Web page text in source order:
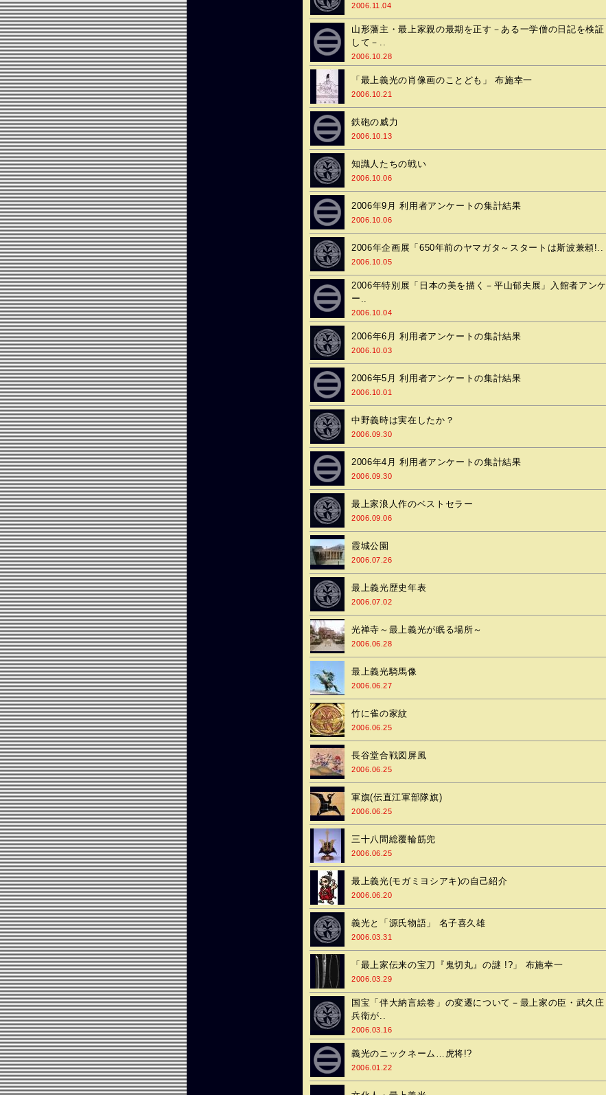
2006.11.04
山形藩主・最上家親の最期を正す－ある一学僧の日記を検証
して－..
2006.10.28
「最上義光の肖像画のことども」 布施幸一
2006.10.21
鉄砲の威力
2006.10.13
知識人たちの戦い
2006.10.06
2006年9月 利用者アンケートの集計結果
2006.10.06
2006年企画展「650年前のヤマガタ～スタートは斯波兼頼!..
2006.10.05
2006年特別展「日本の美を描く－平山郁夫展」入館者アンケ
ー..
2006.10.04
2006年6月 利用者アンケートの集計結果
2006.10.03
2006年5月 利用者アンケートの集計結果
2006.10.01
中野義時は実在したか？
2006.09.30
2006年4月 利用者アンケートの集計結果
2006.09.30
最上家浪人作のベストセラー
2006.09.06
霞城公園
2006.07.26
最上義光歴史年表
2006.07.02
光禅寺～最上義光が眠る場所～
2006.06.28
最上義光騎馬像
2006.06.27
竹に雀の家紋
2006.06.25
長谷堂合戦図屏風
2006.06.25
軍旗(伝直江軍部隊旗)
2006.06.25
三十八間総覆輪筋兜
2006.06.25
最上義光(モガミヨシアキ)の自己紹介
2006.06.20
義光と「源氏物語」 名子喜久雄
2006.03.31
「最上家伝来の宝刀『鬼切丸』の謎 !?」 布施幸一
2006.03.29
国宝「伴大納言絵巻」の変遷について－最上家の臣・武久庄
兵衛が..
2006.03.16
義光のニックネーム…虎将!?
2006.01.22